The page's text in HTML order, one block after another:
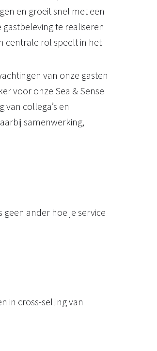
en groeit snel met een
te realiseren
centrale rol speelt in het
van onze gasten
voor onze Sea & Sense
collega’s en
samenwerking,
ander hoe je service
in cross-selling van